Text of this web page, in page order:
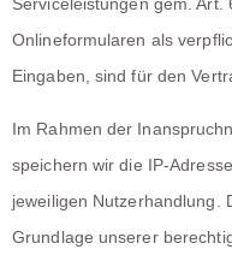
Onlineformularen als
Eingaben, sind für den
Im Rahmen der
speichern wir die IP-
jeweiligen Nutzerhandlung.
Grundlage unserer